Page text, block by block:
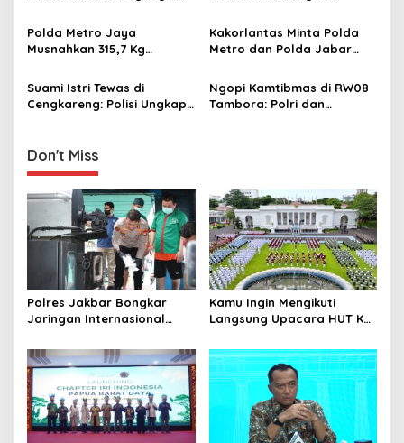
t
o
Polda Metro Jaya
Musnahkan 315,7 Kg
Februari–April 2025
Kakorlantas Minta Polda
Metro dan Polda Jabar
Penanganan Mudik Lebaran
Suami Istri Tewas di
Cengkareng: Polisi Ungkap
Ngopi Kamtibmas di RW08
Tambora: Polri dan
Don't Miss
Polres Jakbar Bongkar
Jaringan Internasional
Narkoba, 7 Tersangka
Diringkus dan Barang Bukti
1,1 Ton Rp119 Miliar
Dimusnahkan
Kamu Ingin Mengikuti
Langsung Upacara HUT Ke-
Istana? Ini Link
Pendaftaran Resminya di
Sini